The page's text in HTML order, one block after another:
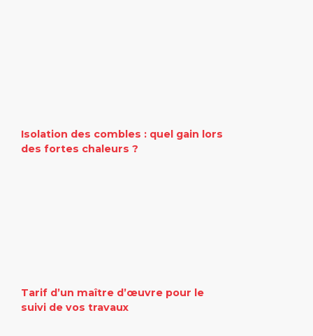
Isolation des combles : quel gain lors
des fortes chaleurs ?
Tarif d’un maître d’œuvre pour le
suivi de vos travaux